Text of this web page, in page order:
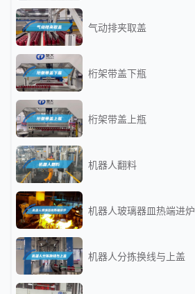
气动排夹取盖
桁架带盖下瓶
桁架带盖上瓶
机器人翻料
机器人玻璃器皿热端进炉
机器人分拣换线与上盖